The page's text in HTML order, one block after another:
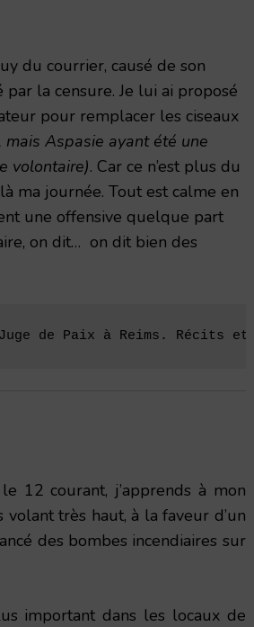
du courrier, causé de son
par la censure. Je lui ai proposé
pour remplacer les ciseaux
Aspasie ayant été une
volontaire). Car ce n’est plus du
ma journée. Tout est calme en
une offensive quelque part
on dit… on dit bien des
de Paix à Reims. Récits
12 courant, j’apprends à mon
très haut, à la faveur d’un
des bombes incendiaires sur
important dans les locaux de